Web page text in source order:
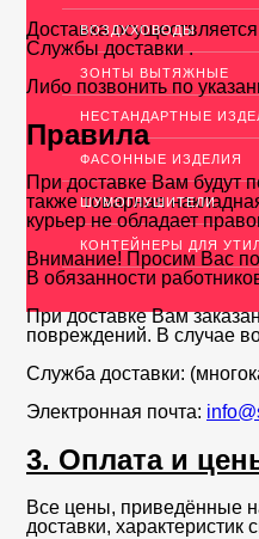
ВОЗДУХОВОДЫ
ЗОНТЫ ВЫТЯЖНЫЕ
НЕСТАНДАРТНЫЕ
ФАСОННЫЕ ИЗДЕЛИЯ
ШУМОГЛУШИТЕЛИ
КОНТЕЙНЕРЫ ДЛЯ
Доставка
Службы доставки .
Либо позвонить по
Правила
При доставке Вам будут
также товарная
курьер не обладает
Внимание! Просим Вас
В обязанности
При доставке Вам
повреждений. В случае
Служба доставки:
Электронная почта:
3. Оплата и
Все цены, приведённые
доставки, характеристик